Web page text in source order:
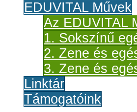
EDUVITAL Művek
Az EDUVITAL
1. Sokszínű
2. Zene és
3. Zene és
Linktár
Támogatóink